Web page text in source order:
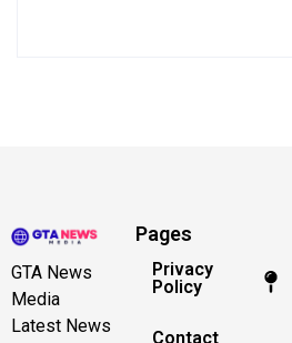
GTA News
Media
Latest News
Pages
Privacy
Policy
Contact